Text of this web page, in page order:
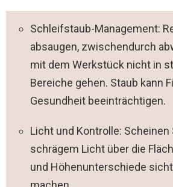
Schleifstaub-Management:
absaugen, zwischendurch
mit dem Werkstück nicht in
Bereiche gehen. Staub kann
Gesundheit beeinträchtigen.
Licht und Kontrolle: Scheinen
schrägem Licht über die
und Höhenunterschiede